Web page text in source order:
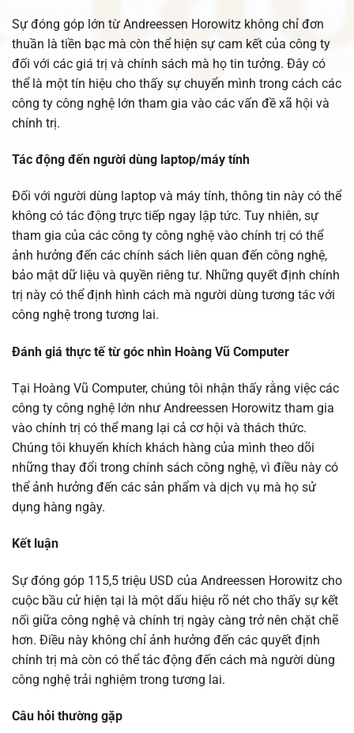
Sự đóng góp lớn từ Andreessen Horowitz không chỉ đơn
thuần là tiền bạc mà còn thể hiện sự cam kết của công ty
đối với các giá trị và chính sách mà họ tin tưởng. Đây có
thể là một tín hiệu cho thấy sự chuyển mình trong cách các
công ty công nghệ lớn tham gia vào các vấn đề xã hội và
chính trị.
Tác động đến người dùng laptop/máy tính
Đối với người dùng laptop và máy tính, thông tin này có thể
không có tác động trực tiếp ngay lập tức. Tuy nhiên, sự
tham gia của các công ty công nghệ vào chính trị có thể
ảnh hưởng đến các chính sách liên quan đến công nghệ,
bảo mật dữ liệu và quyền riêng tư. Những quyết định chính
trị này có thể định hình cách mà người dùng tương tác với
công nghệ trong tương lai.
Đánh giá thực tế từ góc nhìn Hoàng Vũ Computer
Tại Hoàng Vũ Computer, chúng tôi nhận thấy rằng việc các
công ty công nghệ lớn như Andreessen Horowitz tham gia
vào chính trị có thể mang lại cả cơ hội và thách thức.
Chúng tôi khuyến khích khách hàng của mình theo dõi
những thay đổi trong chính sách công nghệ, vì điều này có
thể ảnh hưởng đến các sản phẩm và dịch vụ mà họ sử
dụng hàng ngày.
Kết luận
Sự đóng góp 115,5 triệu USD của Andreessen Horowitz cho
cuộc bầu cử hiện tại là một dấu hiệu rõ nét cho thấy sự kết
nối giữa công nghệ và chính trị ngày càng trở nên chặt chẽ
hơn. Điều này không chỉ ảnh hưởng đến các quyết định
chính trị mà còn có thể tác động đến cách mà người dùng
công nghệ trải nghiệm trong tương lai.
Câu hỏi thường gặp